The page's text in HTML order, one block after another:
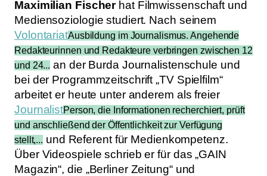
Maximilian Fischerhat Filmwissenschaft und
Mediensoziologie studiert. Nach seinem
VolontariatAusbildung im Journalismus. Angehende
Redakteurinnen und Redakteure verbringen zwischen 12
und 24... an der Burda Journalistenschule und
bei der Programmzeitschrift „TV Spielfilm“
arbeitet er heute unter anderem als freier
JournalistPerson, die Informationen recherchiert, prüft
und anschließend der Öffentlichkeit zur Verfügung
stellt,... und Referent für Medienkompetenz.
Über Videospiele schrieb er für das „GAIN
Magazin“, die „Berliner Zeitung“ und